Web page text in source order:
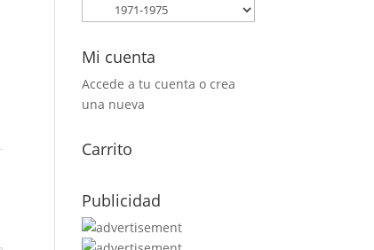
Mi cuenta
Accede a tu cuenta o crea
una nueva
Carrito
Publicidad